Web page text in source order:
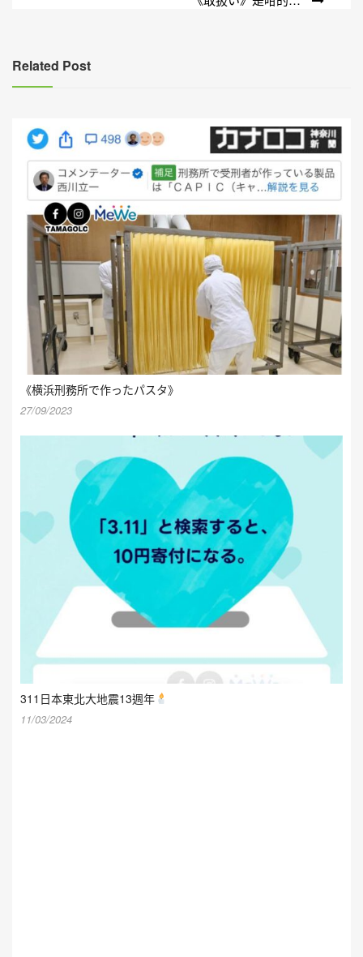
覽
Related Post
《横浜刑務所で作ったパスタ》
27/09/2023
311日本東北大地震13週年
11/03/2024